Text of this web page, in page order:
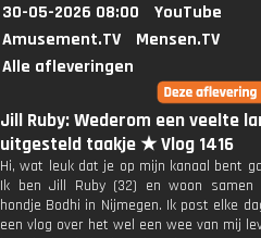
30-05-2026 08:00
YouTube
Amusement.TV
Mensen.TV
Alle afleveringen
Jill Ruby: Wederom een veelte
uitgesteld taakje ★ Vlog 1416
Hi, wat leuk dat je op mijn kanaal bent
Ik ben Jill Ruby (32) en woon
hondje Bodhi in Nijmegen. Ik post elke
een vlog over het wel een wee van mij